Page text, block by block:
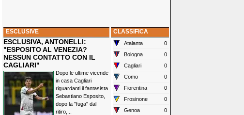
ESCLUSIVE
ESCLUSIVA, ANTONELLI:
"ESPOSITO AL VENEZIA?
NESSUN CONTATTO CON IL
CAGLIARI"
Dopo le ultime vicende
in casa Cagliari
riguardanti il fantasista
Sebastiano Esposito,
dopo la "fuga" dal
ritiro,...
CLASSIFICA
Atalanta
0
Bologna
0
Cagliari
0
Como
0
Fiorentina
0
Frosinone
0
Genoa
0